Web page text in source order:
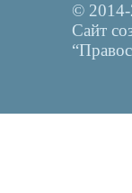
©
Сайт